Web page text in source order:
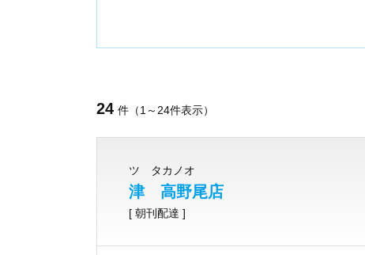
24 件（1～24件表示）
ツ タカノオ
津 高野尾店
[ 朝刊配達 ]